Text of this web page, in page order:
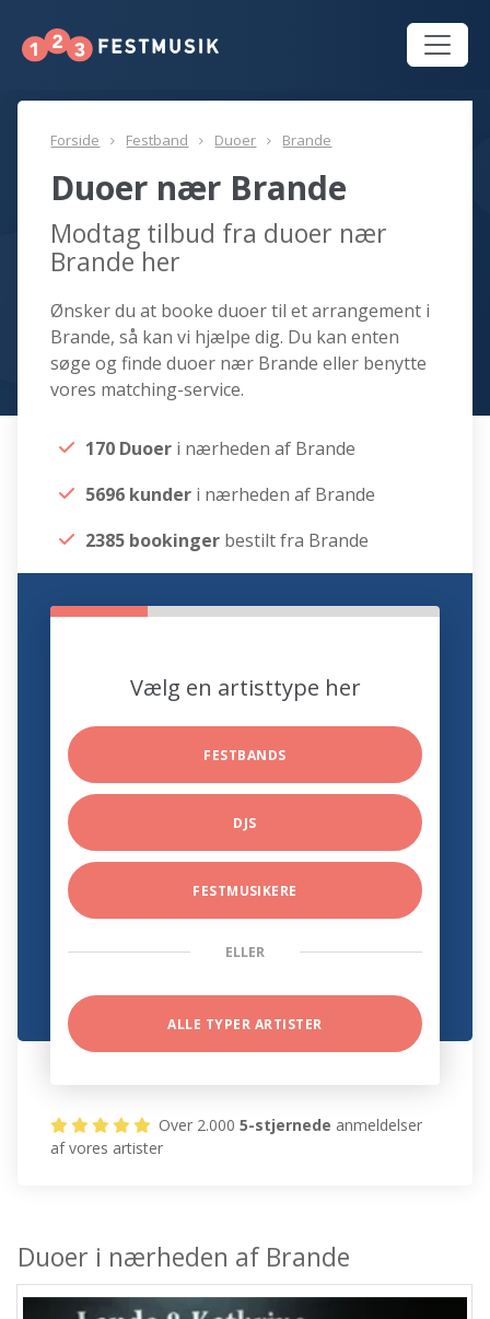
Forside Festband Duoer Brande
Duoer nær Brande
Modtag tilbud fra duoer nær
Brande her
Ønsker du at booke duoer til et arrangement i
Brande, så kan vi hjælpe dig. Du kan enten
søge og finde duoer nær Brande eller benytte
vores matching-service.
170 Duoer i nærheden af Brande
5696 kunder i nærheden af Brande
2385 bookinger bestilt fra Brande
Vælg en artisttype her
FESTBANDS
DJS
FESTMUSIKERE
ELLER
ALLE TYPER ARTISTER
Over 2.0005-stjernede anmeldelser
af vores artister
Duoer i nærheden af Brande